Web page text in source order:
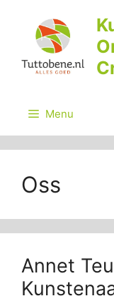
inhoud
Menu
Oss
Annet